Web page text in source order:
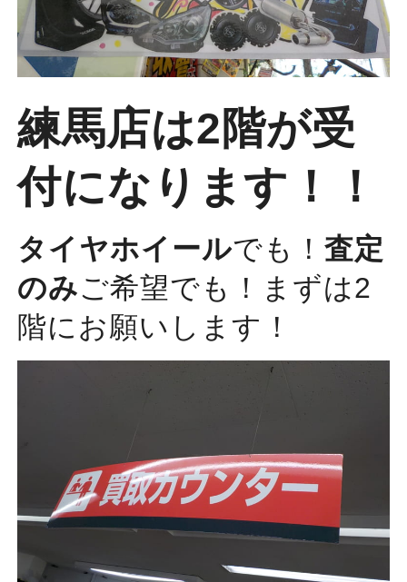
練馬店は2階が受
付になります！！
タイヤホイールでも！ 査定
のみご希望でも！まずは2
階にお願いします！